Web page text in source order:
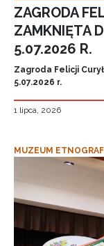
ZAGRODA
ZAMKNIĘTA
5.07.2026 R.
Zagroda Felicji
5.07.2026 r.
1 lipca, 2026
MUZEUM